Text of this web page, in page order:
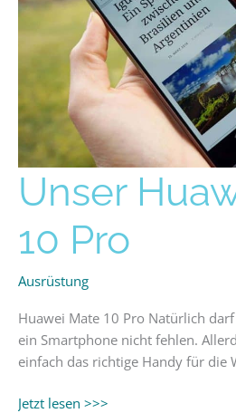
Unser
10 Pro
Ausrüstung
Huawei Mate 10 Pro Natürlich
ein Smartphone nicht fehlen.
einfach das richtige Handy für die
Unser
Huawei
10
Jetzt lesen >>>